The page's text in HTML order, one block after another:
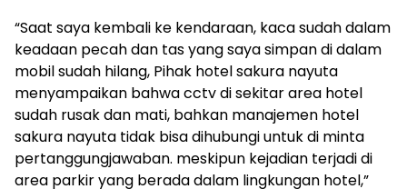
“Saat saya kembali ke kendaraan, kaca sudah dalam
keadaan pecah dan tas yang saya simpan di dalam
mobil sudah hilang, Pihak hotel sakura nayuta
menyampaikan bahwa cctv di sekitar area hotel
sudah rusak dan mati, bahkan manajemen hotel
sakura nayuta tidak bisa dihubungi untuk di minta
pertanggungjawaban. meskipun kejadian terjadi di
area parkir yang berada dalam lingkungan hotel,”